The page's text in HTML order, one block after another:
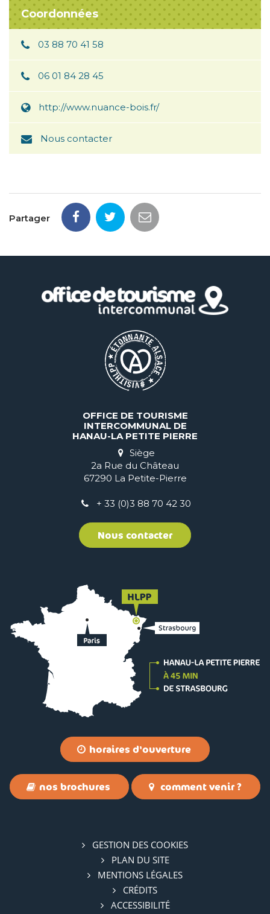
Coordonnées
03 88 70 41 58
06 01 84 28 45
http://www.nuance-bois.fr/
Nous contacter
Partager
OFFICE DE TOURISME
INTERCOMMUNAL DE
HANAU-LA PETITE PIERRE
Siège
2a Rue du Château
67290 La Petite-Pierre
+ 33 (0)3 88 70 42 30
Nous contacter
horaires d'ouverture
nos brochures comment venir ?
GESTION DES COOKIES
PLAN DU SITE
MENTIONS LÉGALES
CRÉDITS
ACCESSIBILITÉ